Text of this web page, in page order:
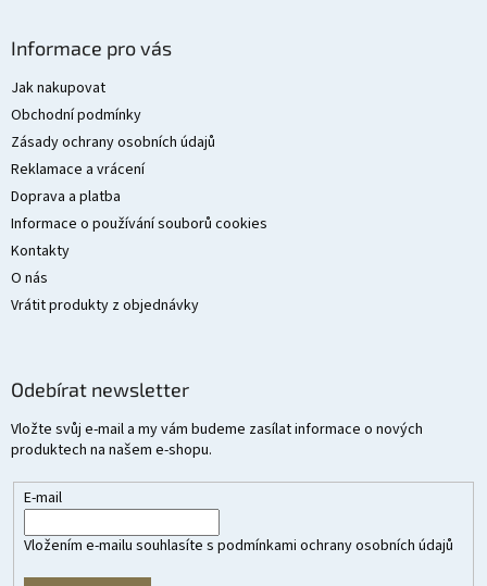
Informace pro vás
Jak nakupovat
Obchodní podmínky
Zásady ochrany osobních údajů
Reklamace a vrácení
Doprava a platba
Informace o používání souborů cookies
Kontakty
O nás
Vrátit produkty z objednávky
Odebírat newsletter
Vložte svůj e-mail a my vám budeme zasílat informace o nových
produktech na našem e-shopu.
E-mail
Vložením e-mailu souhlasíte s podmínkami ochrany osobních údajů